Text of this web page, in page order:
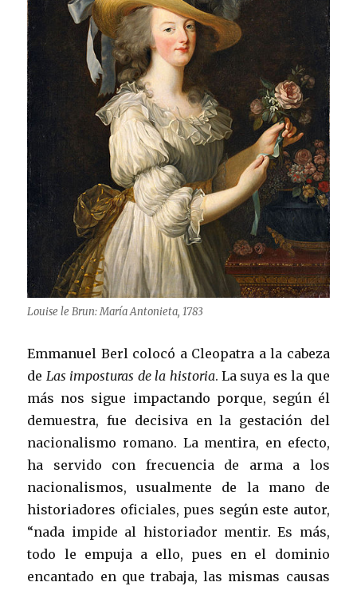
Louise le Brun: María Antonieta, 1783
Emmanuel Berl colocó a Cleopatra a la cabeza
de Las imposturas de la historia. La suya es la que
más nos sigue impactando porque, según él
demuestra, fue decisiva en la gestación del
nacionalismo romano. La mentira, en efecto,
ha servido con frecuencia de arma a los
nacionalismos, usualmente de la mano de
historiadores oficiales, pues según este autor,
“nada impide al historiador mentir. Es más,
todo le empuja a ello, pues en el dominio
encantado en que trabaja, las mismas causas